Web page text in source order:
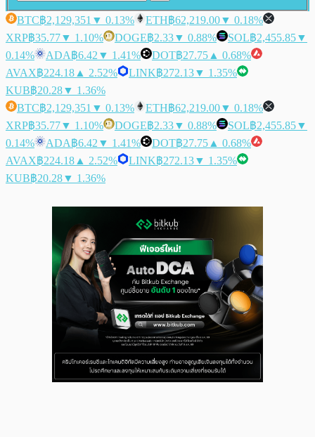
BTC฿2,129,351 ▼ 0.13% ETH฿62,219.00▼ 0.18%
XRP฿35.77▼ 1.10% DOGE฿2.33▼ 0.88% SOL฿2,455.85▼
0.14%
ADA฿6.42 ▼ 1.41% DOT฿27.75 ▲ 0.68%
AVAX฿224.18 ▲ 2.52% LINK฿272.13▼ 1.35%
KUB฿20.28▼ 1.36%
BTC฿2,129,351 ▼ 0.13% ETH฿62,219.00▼ 0.18%
XRP฿35.77▼ 1.10% DOGE฿2.33▼ 0.88% SOL฿2,455.85▼
0.14%
ADA฿6.42 ▼ 1.41% DOT฿27.75 ▲ 0.68%
AVAX฿224.18 ▲ 2.52% LINK฿272.13▼ 1.35%
KUB฿20.28▼ 1.36%